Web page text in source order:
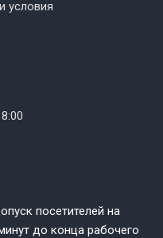
условия
посетителей на
до конца рабочего